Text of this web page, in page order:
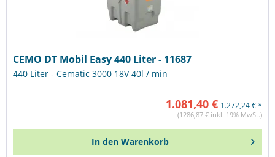
CEMO DT Mobil Easy 440 Liter - 11687
440 Liter - Cematic 3000 18V 40l / min
1.081,40 € 1.272,24 € *
(1286,87 € inkl. 19% MwSt.)
In den Warenkorb